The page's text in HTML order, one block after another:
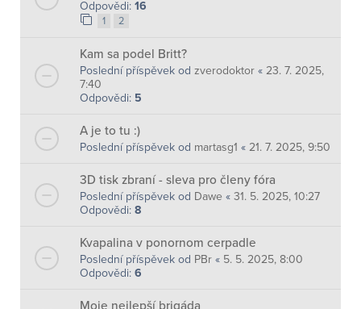
Odpovědi: 16
1 2
Kam sa podel Britt?
Poslední příspěvek od zverodoktor « 23. 7. 2025,
7:40
Odpovědi: 5
A je to tu :)
Poslední příspěvek od martasg1 « 21. 7. 2025, 9:50
3D tisk zbraní - sleva pro členy fóra
Poslední příspěvek od Dawe « 31. 5. 2025, 10:27
Odpovědi: 8
Kvapalina v ponornom cerpadle
Poslední příspěvek od PBr « 5. 5. 2025, 8:00
Odpovědi: 6
Moje nejlepší brigáda